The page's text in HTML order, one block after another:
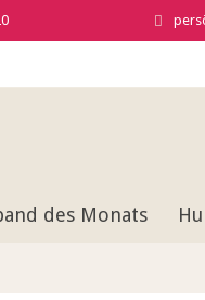
des Monats